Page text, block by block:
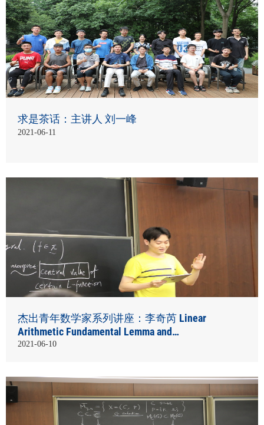
求是茶话：主讲人 刘一峰
2021-06-11
杰出青年数学家系列讲座：李奇芮 Linear
Arithmetic Fundamental Lemma and
Intersection Numbers for CM Cycles on
2021-06-10